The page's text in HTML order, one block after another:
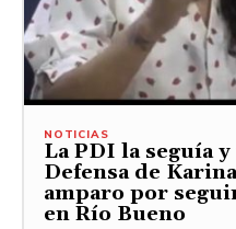
NOTICIAS
La PDI la seguía
Defensa de
amparo por
en Río Bueno